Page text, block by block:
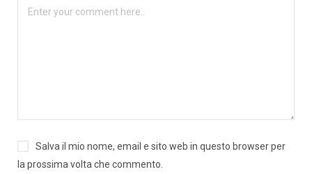
Salva il mio nome, email e sito web in questo browser per
la prossima volta che commento.